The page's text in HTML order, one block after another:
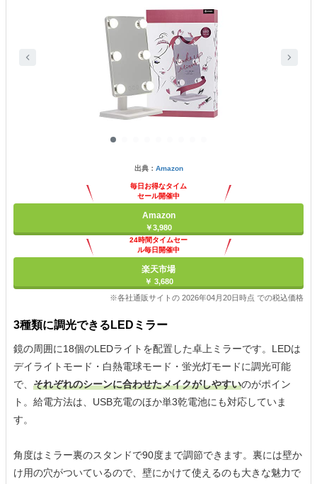
出典： Amazon
毎日お得なタイム
セール開催中
Amazon
￥3,980
24時間タイムセー
ル毎日開催中
楽天市場
￥ 3,680
※各社通販サイトの 2026年04月20日時点 での税込価格
3種類に調光できるLEDミラー
鏡の周囲に18個のLEDライトを配置した卓上ミラーです。LEDは
デイライトモード・白熱電球モード・蛍光灯モードに調光可能
で、 それぞれのシーンに合わせたメイクがしやすいのがポイン
ト。給電方法は、USB充電のほか単3乾電池にも対応していま
す。
角度はミラー裏のスタンドで90度まで調節できます。裏には壁か
け用の穴がついているので、壁にかけて使えるのも大きな魅力で